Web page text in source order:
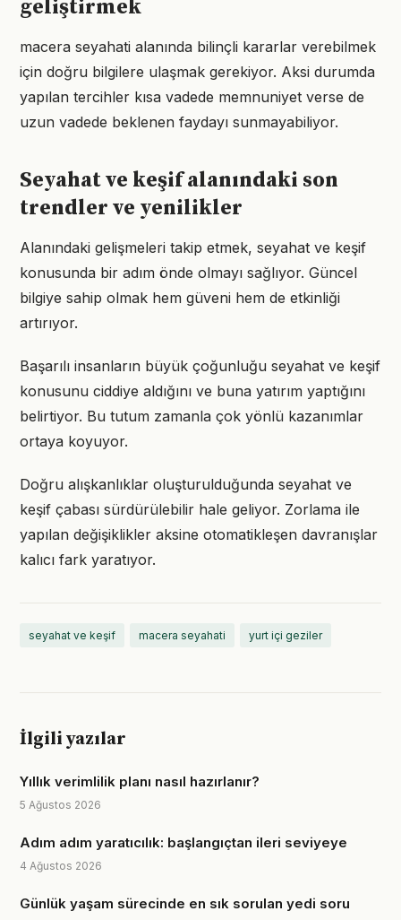
geliştirmek
macera seyahati alanında bilinçli kararlar verebilmek
için doğru bilgilere ulaşmak gerekiyor. Aksi durumda
yapılan tercihler kısa vadede memnuniyet verse de
uzun vadede beklenen faydayı sunmayabiliyor.
Seyahat ve keşif alanındaki son
trendler ve yenilikler
Alanındaki gelişmeleri takip etmek, seyahat ve keşif
konusunda bir adım önde olmayı sağlıyor. Güncel
bilgiye sahip olmak hem güveni hem de etkinliği
artırıyor.
Başarılı insanların büyük çoğunluğu seyahat ve keşif
konusunu ciddiye aldığını ve buna yatırım yaptığını
belirtiyor. Bu tutum zamanla çok yönlü kazanımlar
ortaya koyuyor.
Doğru alışkanlıklar oluşturulduğunda seyahat ve
keşif çabası sürdürülebilir hale geliyor. Zorlama ile
yapılan değişiklikler aksine otomatikleşen davranışlar
kalıcı fark yaratıyor.
seyahat ve keşif macera seyahati yurt içi geziler
İlgili yazılar
Yıllık verimlilik planı nasıl hazırlanır?
5 Ağustos 2026
Adım adım yaratıcılık: başlangıçtan ileri seviyeye
4 Ağustos 2026
Günlük yaşam sürecinde en sık sorulan yedi soru